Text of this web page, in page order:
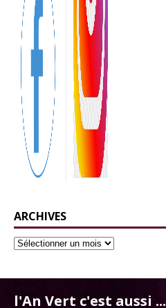
ARCHIVES
l'An Vert c'est aussi ...